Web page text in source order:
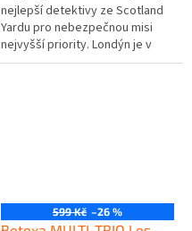
nejlepší detektivy ze Scotland
Yardu pro nebezpečnou misi
nejvyšší priority. Londýn je v
ohrožení a je jenom na vás, jestli
599 Kč –26 %